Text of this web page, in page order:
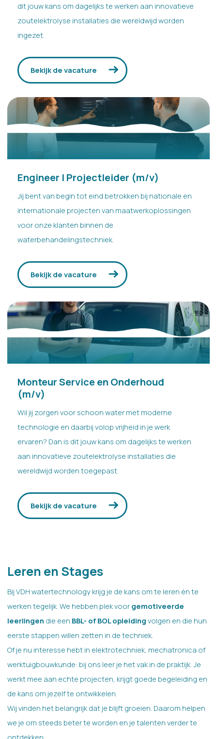
dit jouw kans om dagelijks te werken aan innovatieve
zoutelektrolyse installaties die wereldwijd worden
ingezet.
Bekijk de vacature
Engineer | Projectleider (m/v)
Jij bent van begin tot eind betrokken bij nationale en
internationale projecten van maatwerkoplossingen
voor onze klanten binnen de
waterbehandelingstechniek.
Bekijk de vacature
Monteur Service en Onderhoud
(m/v)
Wil jij zorgen voor schoon water met moderne
technologie en daarbij volop vrijheid in je werk
ervaren? Dan is dit jouw kans om dagelijks te werken
aan innovatieve zoutelektrolyse installaties die
wereldwijd worden toegepast.
Bekijk de vacature
Leren en Stages
Bij VDH watertechnology krijg je de kans om te leren én te
werken tegelijk. We hebben plek voor gemotiveerde
leerlingen die een BBL- of BOL opleiding volgen en die hun
eerste stappen willen zetten in de techniek.
Of je nu interesse hebt in elektrotechniek, mechatronica of
werktuigbouwkunde: bij ons leer je het vak in de praktijk. Je
werkt mee aan echte projecten, krijgt goede begeleiding en
de kans om jezelf te ontwikkelen.
Wij vinden het belangrijk dat je blijft groeien. Daarom helpen
we je om steeds beter te worden en je talenten verder te
ontdekken.